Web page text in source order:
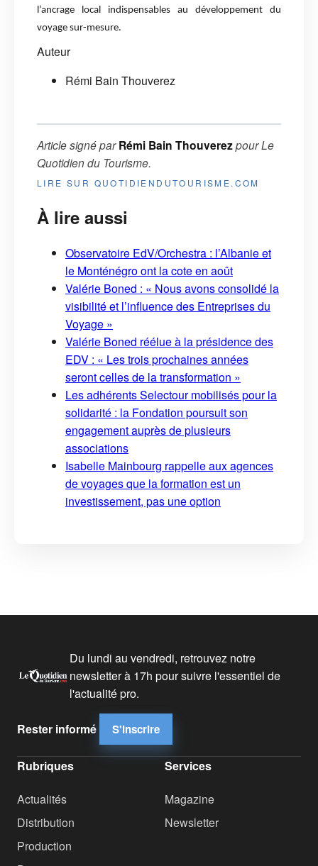
l’ancrage local indispensables au développement du
voyage sur-mesure.
Auteur
Rémi Bain Thouverez
Article signé parRémi Bain ThouverezpourLe
Quotidien du Tourisme.
LIRE SUR QUOTIDIENDUTOURISME.COM
À lire aussi
Observatoire EdV/Orchestra : l’Albanie et
le Monténégro ont la cote en août
Valérie Boned : « Nous avons consolidé la
visibilité et l’influence des Entreprises du
Voyage »
Valérie Boned réélue à la présidence des
EDV : « Les trois prochaines années
seront celles de la transformation »
Les adhérents Selectour mobilisés pour la
solidarité : la Fondation poursuit son
engagement auprès de plusieurs
associations
Isabelle Mainbourg rappelle aux agences
de voyages que la formation est un
investissement, pas une option
Du lundi au vendredi, retrouvez notre
newsletter à 17h pour suivre l'essentiel de
l'actualité pro.
Rester informé S'inscrire
Rubriques
Actualités
Distribution
Production
Services
Magazine
Newsletter